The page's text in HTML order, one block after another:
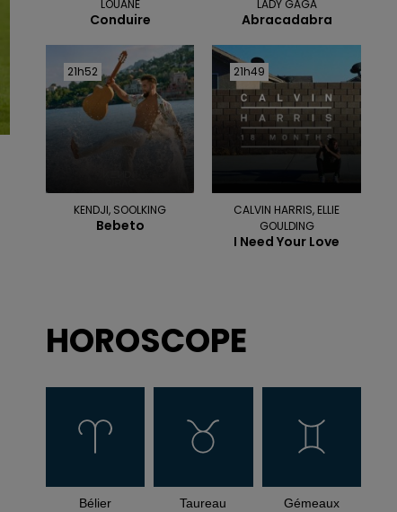
LOUANE
Conduire
LADY GAGA
Abracadabra
21h52
21h52
KENDJI, SOOLKING
Bebeto
21h49
21h49
CALVIN HARRIS, ELLIE
GOULDING
I Need Your Love
HOROSCOPE
Bélier Taureau Gémeaux